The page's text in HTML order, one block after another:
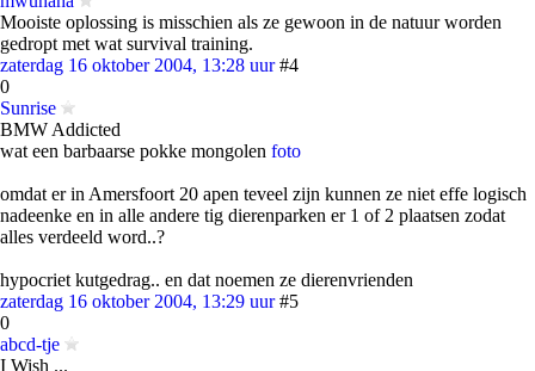
Mooiste oplossing is misschien als ze gewoon in de natuur worden
gedropt met wat survival training.
zaterdag 16 oktober 2004, 13:28 uur #4
0
Sunrise
BMW Addicted
wat een barbaarse pokke mongolen foto
omdat er in Amersfoort 20 apen teveel zijn kunnen ze niet effe logisch
nadeenke en in alle andere tig dierenparken er 1 of 2 plaatsen zodat
alles verdeeld word..?
hypocriet kutgedrag.. en dat noemen ze dierenvrienden
zaterdag 16 oktober 2004, 13:29 uur #5
0
abcd-tje
I Wish ...